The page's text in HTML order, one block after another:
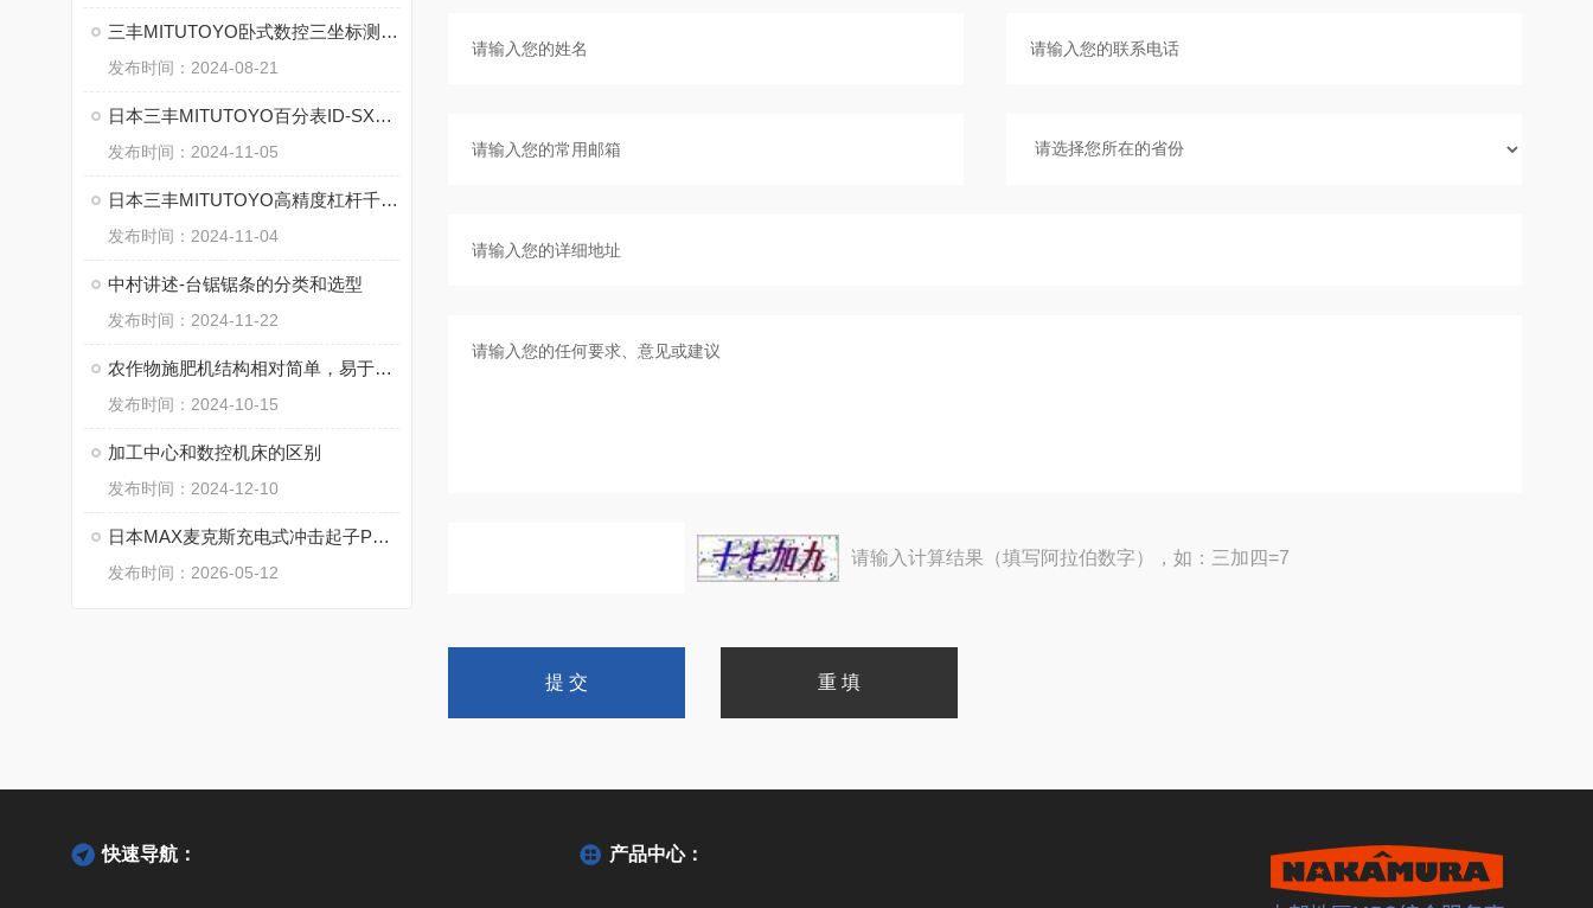
三丰MITUTOYO卧式数控三坐标测量机CARB Strato的特点
发布时间：2024-08-21
日本三丰MITUTOYO百分表ID-SX2数显指示表543-790B-10的特点
发布时间：2024-11-05
日本三丰MITUTOYO高精度杠杆千分卡规523-142的特点
发布时间：2024-11-04
中村讲述-台锯锯条的分类和选型
发布时间：2024-11-22
农作物施肥机结构相对简单，易于维护和保养
发布时间：2024-10-15
加工中心和数控机床的区别
发布时间：2024-12-10
日本MAX麦克斯充电式冲击起子PJ-ID152系列的核心技术
发布时间：2026-05-12
请输入计算结果（填写阿拉伯数字），如：三加四=7
快速导航： 产品中心：